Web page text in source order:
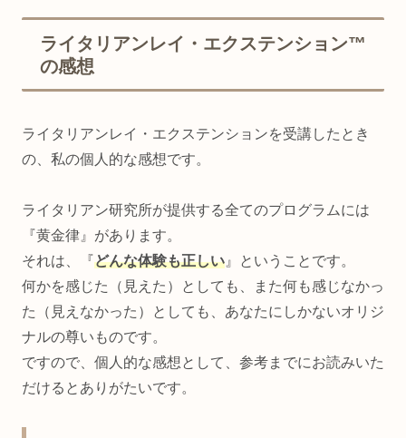
ライタリアンレイ・エクステンション™
の感想
ライタリアンレイ・エクステンションを受講したとき
の、私の個人的な感想です。
ライタリアン研究所が提供する全てのプログラムには
『黄金律』があります。
それは、『どんな体験も正しい 』ということです。
何かを感じた（見えた）としても、また何も感じなかっ
た（見えなかった）としても、あなたにしかないオリジ
ナルの尊いものです。
ですので、個人的な感想として、参考までにお読みいた
だけるとありがたいです。